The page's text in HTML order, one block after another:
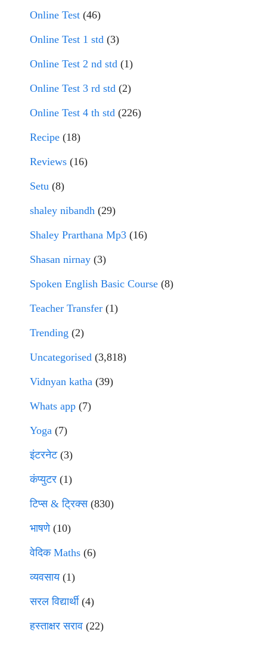
Online Test (46)
Online Test 1 std (3)
Online Test 2 nd std (1)
Online Test 3 rd std (2)
Online Test 4 th std (226)
Recipe (18)
Reviews (16)
Setu (8)
shaley nibandh (29)
Shaley Prarthana Mp3 (16)
Shasan nirnay (3)
Spoken English Basic Course (8)
Teacher Transfer (1)
Trending (2)
Uncategorised (3,818)
Vidnyan katha (39)
Whats app (7)
Yoga (7)
इंटरनेट(3)
कंप्युटर (1)
टिप्स & ट्रिक्स(830)
भाषणे(10)
वेदिक Maths (6)
व्यवसाय(1)
सरल विद्यार्थी(4)
हस्ताक्षर सराव (22)